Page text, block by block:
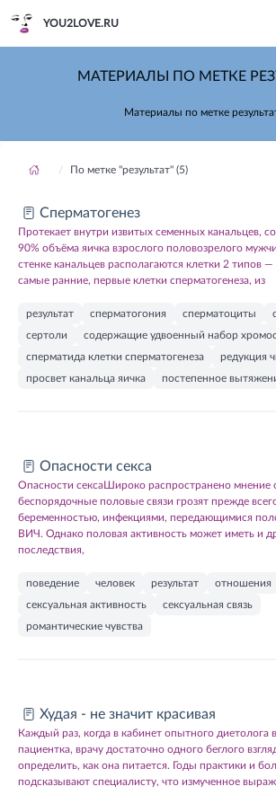
YOU2LOVE.RU
МАТЕРИАЛЫ ПО МЕТКЕ
Материалы по метке
По метке "результат" (5)
Сперматогенез
Протекает внутри извитых семенных канальцев,
90% объёма яичка взрослого половозрелого
стенке канальцев располагаются клетки 2 типов
самые ранние, первые клетки сперматогенеза, из
результат сперматогония сперматоциты
сертоли
содержащие удвоенный набор
сперматида клетки сперматогенеза
редукция
просвет канальца яичка
постепенное
Опасности секса
Опасности сексаШироко распространено мнение
беспорядочные половые связи грозят прежде
беременностью, инфекциями, передающимися
ВИЧ. Однако половая активность может иметь и
последствия,
поведение человек результат отношения
сексуальная активность
сексуальная связь
романтические чувства
Худая - не значит красивая
Каждый раз, когда в кабинет опытного диетолога
пациентка, врачу достаточно одного беглого
определить, как она питается. Годы практики и
подсказывают специалисту, что измученное